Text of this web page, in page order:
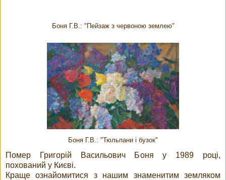
Боня Г.В.: "Пейзаж з червоною землею"
Боня Г.В.: "Тюльпани і бузок"
Помер Григорій Васильович Боня у 1989 році,
похований у Києві.
Краще ознайомитися з нашим знаменитим земляком